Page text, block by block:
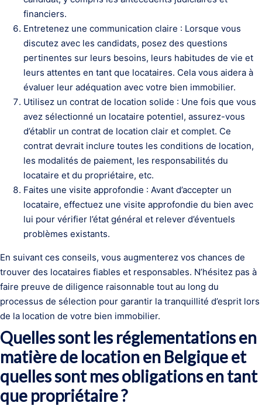
financiers.
Entretenez une communication claire : Lorsque vous
discutez avec les candidats, posez des questions
pertinentes sur leurs besoins, leurs habitudes de vie et
leurs attentes en tant que locataires. Cela vous aidera à
évaluer leur adéquation avec votre bien immobilier.
Utilisez un contrat de location solide : Une fois que vous
avez sélectionné un locataire potentiel, assurez-vous
d’établir un contrat de location clair et complet. Ce
contrat devrait inclure toutes les conditions de location,
les modalités de paiement, les responsabilités du
locataire et du propriétaire, etc.
Faites une visite approfondie : Avant d’accepter un
locataire, effectuez une visite approfondie du bien avec
lui pour vérifier l’état général et relever d’éventuels
problèmes existants.
En suivant ces conseils, vous augmenterez vos chances de
trouver des locataires fiables et responsables. N’hésitez pas à
faire preuve de diligence raisonnable tout au long du
processus de sélection pour garantir la tranquillité d’esprit lors
de la location de votre bien immobilier.
Quelles sont les réglementations en
matière de location en Belgique et
quelles sont mes obligations en tant
que propriétaire ?